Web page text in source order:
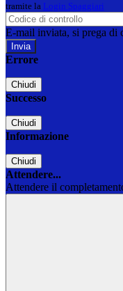
tramite la Login Spaggiari
E-mail inviata, si prega di
Errore
Chiudi
Successo
Chiudi
Informazione
Chiudi
Attendere...
Attendere il